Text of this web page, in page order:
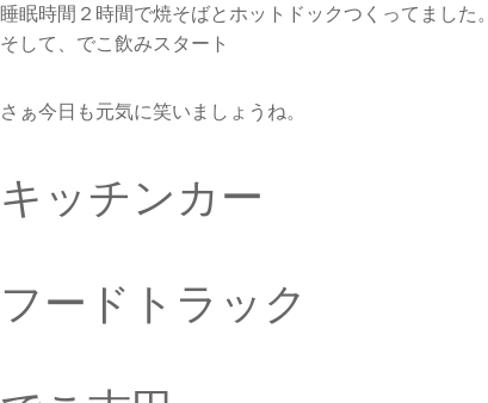
睡眠時間２時間で焼そばとホットドックつくってました。
そして、でこ飲みスタート
さぁ今日も元気に笑いましょうね。
キッチンカー
フードトラック